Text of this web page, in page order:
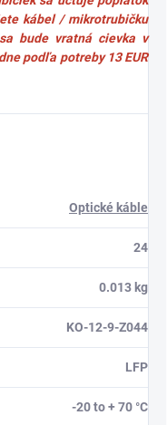
kábel / mikrotrubičku
bude vratná cievka v
podľa potreby 13 EUR
Optické káble
24
0.013 kg
KO-12-9-Z044
LFP
-20 to + 70 °C